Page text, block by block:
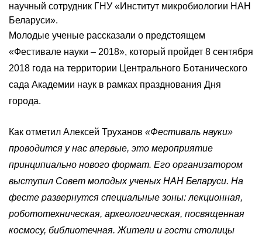
научный сотрудник ГНУ «Институт микробиологии НАН
Беларуси».
Молодые ученые рассказали о предстоящем
«Фестивале науки – 2018», который пройдет 8 сентября
2018 года на территории Центрального Ботанического
сада Академии наук в рамках празднования Дня
города.
Как отметил Алексей Труханов «Фестиваль науки»
проводится у нас впервые, это мероприятие
принципиально нового формат. Его организатором
выступил Совет молодых ученых НАН Беларуси. На
фесте развернутся специальные зоны: лекционная,
робототехническая, археологическая, посвященная
космосу, библиотечная. Жители и гости столицы